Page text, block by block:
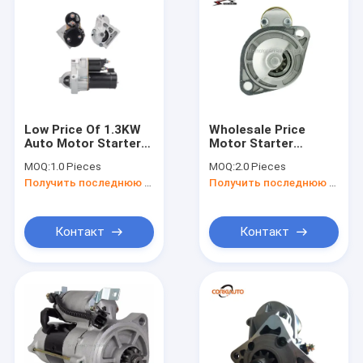
продукты
О Компании
Low Price Of 1.3KW
Auto Motor Starter
For Buick Standard
Size
MOQ:1.0 Pieces
Контакт
Wholesale Price
Motor Starter
For PC30 PC35 12V
11T Excavator
Size
MOQ:2.0 Pieces
Контакт